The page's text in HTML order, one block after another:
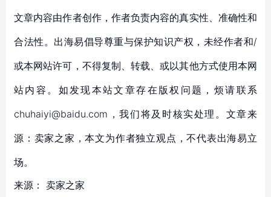
文章内容由作者创作，作者负责内容的真实性、准确性和
合法性。出海易倡导尊重与保护知识产权，未经作者和/
或本网站许可，不得复制、转载、或以其他方式使用本网
站内容。如发现本站文章存在版权问题，烦请联系
chuhaiyi@baidu.com，我们将及时核实处理。文章来
源：卖家之家，本文为作者独立观点，不代表出海易立
场。
来源： 卖家之家